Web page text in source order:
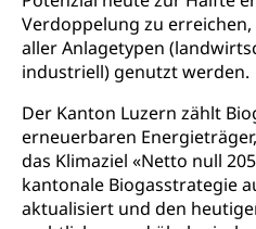
Verdoppelung zu
aller Anlagetypen
industriell) genutzt werden.
Der Kanton Luzern zählt
erneuerbaren
das Klimaziel «Netto null
kantonale Biogasstrategie
aktualisiert und den
Soziale
AHV / IV
Altersrente, Invalidenrente,
Sozialversicherung,
Pensionskasse, erste Säule,
Säule,
Ergänzungsleistungen,
Todesfallversicherung
Behinderung